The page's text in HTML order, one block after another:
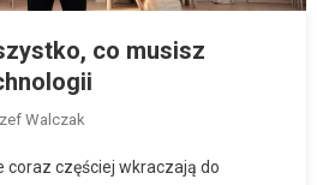
co musisz
Walczak
coraz częściej wkraczają do